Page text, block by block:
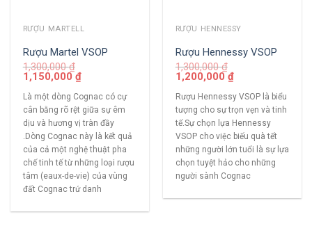
RƯỢU MARTELL
Rượu Martel VSOP
1,300,000₫
1,150,000₫
Là một dòng Cognac có cự
cân bằng rõ rệt giữa sự êm
dịu và hương vị tràn đầy
.Dòng Cognac này là kết quả
của cả một nghệ thuật pha
chế tinh tế từ những loại rượu
tâm (eaux-de-vie) của vùng
đất Cognac trứ danh
RƯỢU HENNESSY
Rượu Hennessy VSOP
1,300,000₫
1,200,000₫
Rượu Hennessy VSOP là biểu
tượng cho sự trọn vẹn và tinh
tế.Sự chọn lựa Hennessy
VSOP cho việc biếu quà tết
những người lớn tuổi là sự lựa
chọn tuyệt hảo cho những
người sành Cognac